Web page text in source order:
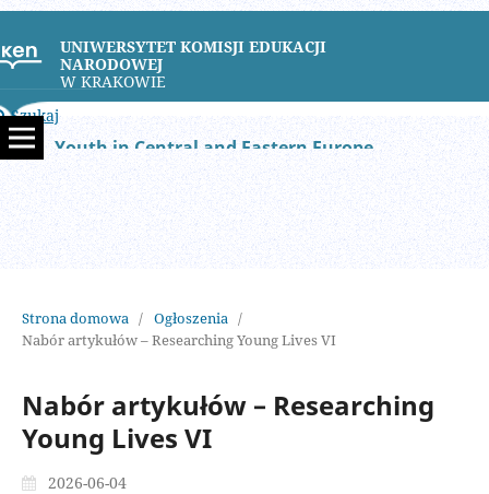
UNIWERSYTET KOMISJI EDUKACJI
NARODOWEJ
W KRAKOWIE
Szukaj
Youth in Central and Eastern Europe
Strona domowa / Ogłoszenia /
Nabór artykułów – Researching Young Lives VI
Nabór artykułów – Researching
Young Lives VI
2026-06-04